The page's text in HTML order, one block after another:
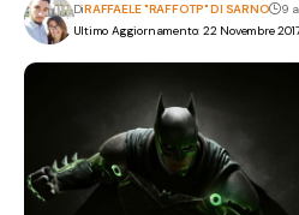
Ultimo Aggiornamento: 22 Novembre
DiRAFFAELE "RAFFOTP" DI SARNO 9